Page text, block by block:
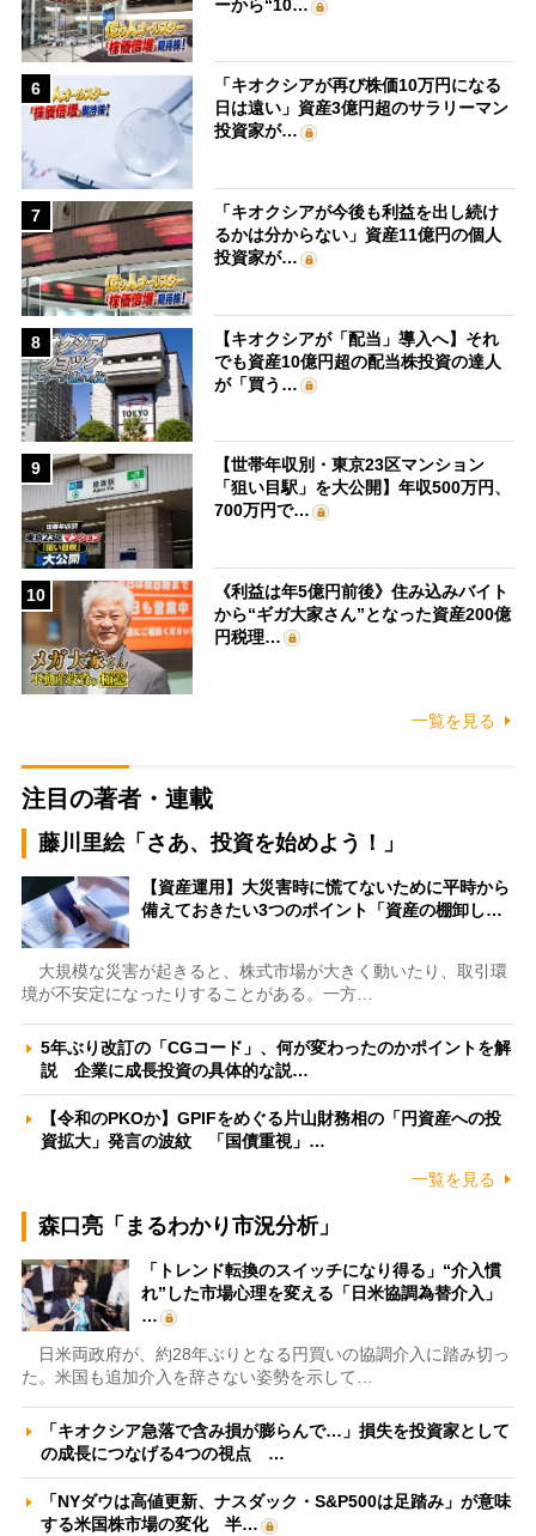
ーから“10…
6
「キオクシアが再び株価10万円になる
日は遠い」資産3億円超のサラリーマン
投資家が…
7
「キオクシアが今後も利益を出し続け
るかは分からない」資産11億円の個人
投資家が…
8
【キオクシアが「配当」導入へ】それ
でも資産10億円超の配当株投資の達人
が「買う…
9
【世帯年収別・東京23区マンション
「狙い目駅」を大公開】年収500万円、
700万円で…
10
《利益は年5億円前後》住み込みバイト
から“ギガ大家さん”となった資産200億
円税理…
一覧を見る
注目の著者・連載
藤川里絵「さあ、投資を始めよう！」
【資産運用】大災害時に慌てないために平時から
備えておきたい3つのポイント「資産の棚卸し…
大規模な災害が起きると、株式市場が大きく動いたり、取引環
境が不安定になったりすることがある。一方…
5年ぶり改訂の「CGコード」、何が変わったのかポイントを解
説 企業に成長投資の具体的な説…
【令和のPKOか】GPIFをめぐる片山財務相の「円資産への投
資拡大」発言の波紋 「国債重視」…
一覧を見る
森口亮「まるわかり市況分析」
「トレンド転換のスイッチになり得る」“介入慣
れ”した市場心理を変える「日米協調為替介入」
…
日米両政府が、約28年ぶりとなる円買いの協調介入に踏み切っ
た。米国も追加介入を辞さない姿勢を示して…
「キオクシア急落で含み損が膨らんで…」損失を投資家として
の成長につなげる4つの視点 …
「NYダウは高値更新、ナスダック・S&P500は足踏み」が意味
する米国株市場の変化 半…